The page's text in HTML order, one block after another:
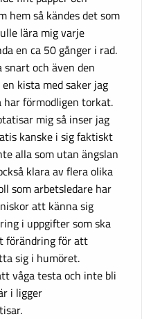
hem så kändes det som
lära mig varje
en ca 50 gånger i rad.
och även den
kista med saker jag
har förmodligen torkat.
mig så inser jag
kanske i sig faktiskt
alla som utan ängslan
klara av flera olika
som arbetsledare har
att känna sig
i uppgifter som ska
förändring för att
sig i humöret.
våga testa och inte bli
i ligger